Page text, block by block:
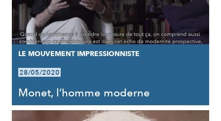
LE MOUVEMENT IMPRESSIONNISTE
28/05/2020
Monet, l’homme moderne